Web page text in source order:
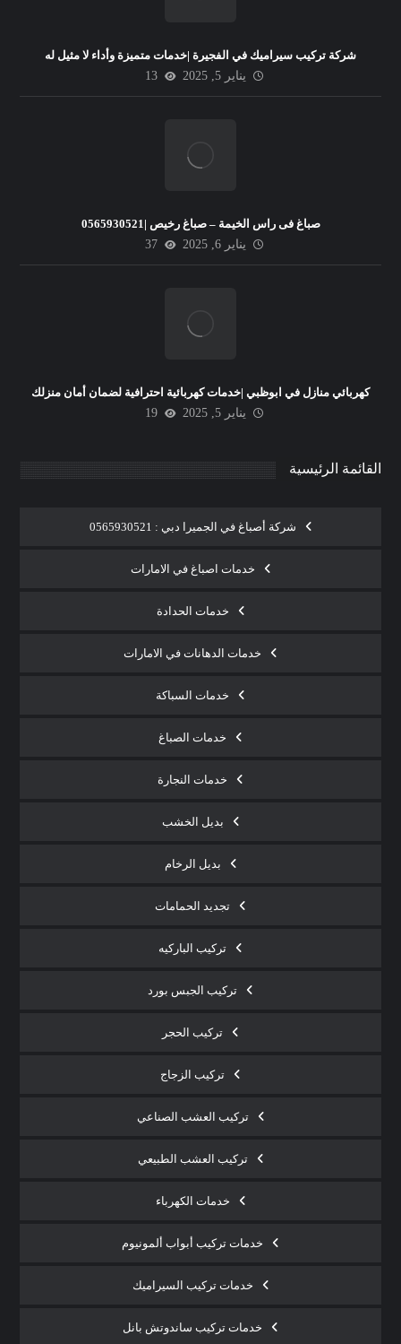
شركة تركيب سيراميك في الفجيرة |خدمات متميزة وأداء لا مثيل له
يناير 5, 2025
13
صباغ فى راس الخيمة – صباغ رخيص |0565930521
يناير 6, 2025
37
كهربائي منازل في ابوظبي |خدمات كهربائية احترافية لضمان أمان منزلك
يناير 5, 2025
19
القائمة الرئيسية
شركة أصباغ في الجميرا دبي : 0565930521
خدمات اصباغ في الامارات
خدمات الحدادة
خدمات الدهانات في الامارات
خدمات السباكة
خدمات الصباغ
خدمات النجارة
بديل الخشب
بديل الرخام
تجديد الحمامات
تركيب الباركيه
تركيب الجبس بورد
تركيب الحجر
تركيب الزجاج
تركيب العشب الصناعي
تركيب العشب الطبيعي
خدمات الكهرباء
خدمات تركيب أبواب ألمونيوم
خدمات تركيب السيراميك
خدمات تركيب ساندوتش بانل